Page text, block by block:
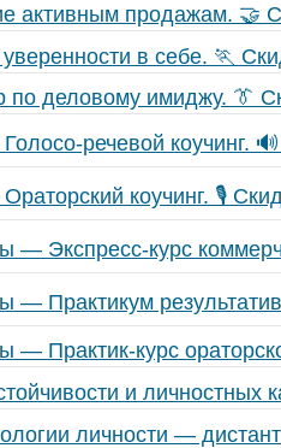
активным продажам. 🤝
в себе. 🏃
деловому имиджу. 👔
речевой коучинг.
коучинг. 🎙️
— Экспресс-курс
— Практикум
— Практик-курс
и личностных
личности — дистант